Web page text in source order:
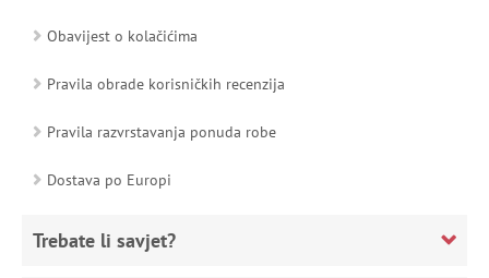
Obavijest o kolačićima
Pravila obrade korisničkih recenzija
Pravila razvrstavanja ponuda robe
Dostava po Europi
Trebate li savjet?